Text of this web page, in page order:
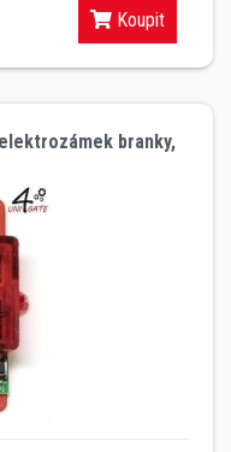
Koupit
branky,